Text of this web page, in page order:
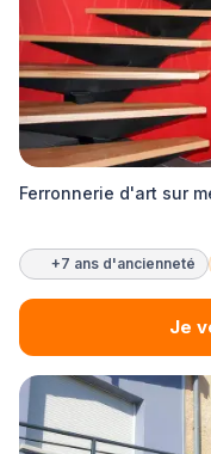
Ferronnerie d'art sur
+7 ans d'ancienneté
Je